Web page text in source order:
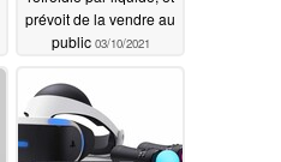
prévoit de la vendre au
public 03/10/2021